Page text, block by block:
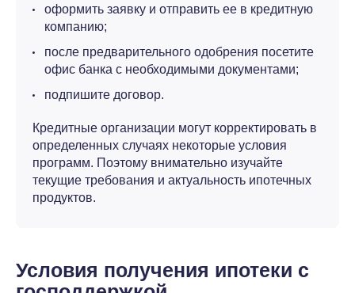
оформить заявку и отправить ее в кредитную
компанию;
после предварительного одобрения посетите
офис банка с необходимыми документами;
подпишите договор.
Кредитные организации могут корректировать в
определенных случаях некоторые условия
программ. Поэтому внимательно изучайте
текущие требования и актуальность ипотечных
продуктов.
Условия получения ипотеки с